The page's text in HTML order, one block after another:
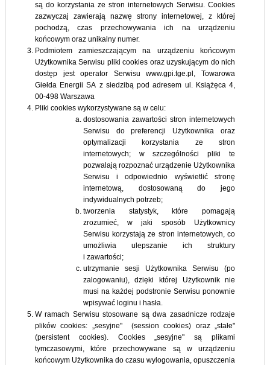
są do korzystania ze stron internetowych Serwisu. Cookies
zazwyczaj zawierają nazwę strony internetowej, z której
pochodzą, czas przechowywania ich na urządzeniu
końcowym oraz unikalny numer.
Podmiotem zamieszczającym na urządzeniu końcowym
Użytkownika Serwisu pliki cookies oraz uzyskującym do nich
dostęp jest operator Serwisu www.gpi.tge.pl, Towarowa
Giełda Energii SA z siedzibą pod adresem ul. Książęca 4,
00-498 Warszawa
Pliki cookies wykorzystywane są w celu:
dostosowania zawartości stron internetowych
Serwisu do preferencji Użytkownika oraz
optymalizacji korzystania ze stron
internetowych; w szczególności pliki te
pozwalają rozpoznać urządzenie Użytkownika
Serwisu i odpowiednio wyświetlić stronę
internetową, dostosowaną do jego
indywidualnych potrzeb;
tworzenia statystyk, które pomagają
zrozumieć, w jaki sposób Użytkownicy
Serwisu korzystają ze stron internetowych, co
umożliwia ulepszanie ich struktury
i zawartości;
utrzymanie sesji Użytkownika Serwisu (po
zalogowaniu), dzięki której Użytkownik nie
musi na każdej podstronie Serwisu ponownie
wpisywać loginu i hasła.
W ramach Serwisu stosowane są dwa zasadnicze rodzaje
plików cookies: „sesyjne" (session cookies) oraz „stałe"
(persistent cookies). Cookies „sesyjne" są plikami
tymczasowymi, które przechowywane są w urządzeniu
końcowym Użytkownika do czasu wylogowania, opuszczenia